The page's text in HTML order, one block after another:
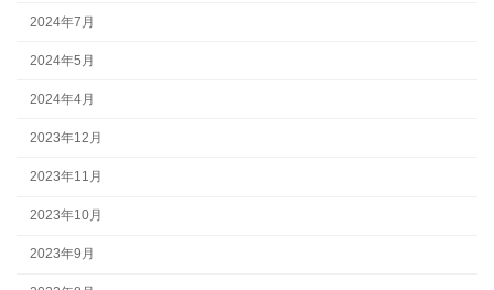
2024年7月
2024年5月
2024年4月
2023年12月
2023年11月
2023年10月
2023年9月